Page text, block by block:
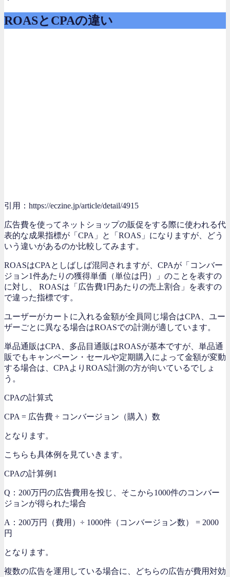
ROASとCPAの違い
引用：https://eczine.jp/article/detail/4915
広告費を使ってネットショップの販促をする際に使われる代
表的な成果指標が「CPA」と「ROAS」になりますが、どう
いう違いがあるのか比較してみます。
ROASはCPAとしばしば混同されますが、CPAが「コンバー
ジョン1件あたりの獲得単価（単位は円）」のことを表すの
に対し、 ROASは「広告費1円あたりの売上割合」を表すの
で違った指標です。
ユーザーがカートに入れる金額が全員同じ場合はCPA、ユー
ザーごとに異なる場合はROASでの計測が適しています。
単品通販はCPA、多品目通販はROASが基本ですが、単品通
販でもキャンペーン・セールや定期購入によって金額が変動
する場合は、CPAよりROAS計測の方が向いているでしょ
う。
CPAの計算式
CPA = 広告費 ÷ コンバージョン（購入）数
となります。
こちらも具体例を見ていきます。
CPAの計算例1
Q： 200万円の広告費用を投じ、そこから1000件のコンバー
ジョンが得られた場合
A：200万円（費用）÷ 1000件（コンバージョン数） = 2000
円
となります。
複数の広告を運用している場合に、どちらの広告が費用対効